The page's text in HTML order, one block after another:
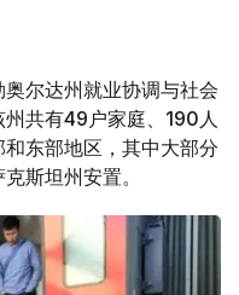
奥尔达州就业协调与社会
共有49户家庭、190人
东部地区，其中大部分
斯坦州安置。